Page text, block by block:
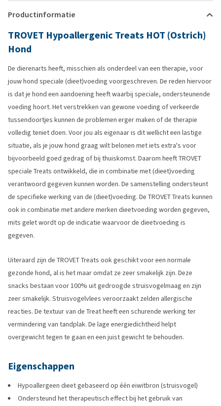
Productinformatie
TROVET Hypoallergenic Treats HOT (Ostrich)
Hond
De dierenarts heeft, misschien als onderdeel van een therapie, voor
jouw hond speciale (dieet)voeding voorgeschreven. De reden hiervoor
is dat je hond een aandoening heeft waarbij speciale, ondersteunende
voeding hoort. Het verstrekken van gewone voeding of verkeerde
tussendoortjes kunnen de problemen erger maken of de therapie
volledig teniet doen. Voor jou als eigenaar is dit wellicht een lastige
situatie, als je jouw hond graag wilt belonen met iets extra's voor
bijvoorbeeld goed gedrag of bij thuiskomst. Daarom heeft TROVET
speciale Treats ontwikkeld, die in combinatie met (dieet)voeding
verantwoord gegeven kunnen worden. De samenstelling ondersteunt
de specifieke werking van de (dieet)voeding. De TROVET Treats kunnen
ook in combinatie met andere merken dieetvoeding worden gegeven,
mits gelet wordt op de indicatie waarvoor de dieetvoeding is
gegeven.
Uiteraard zijn de TROVET Treats ook geschikt voor een normale
gezonde hond, al is het maar omdat ze zeer smakelijk zijn. Deze
snacks bestaan voor 100% uit gedroogde struisvogelmaag en zijn
zeer smakelijk. Struisvogelvlees veroorzaakt zelden allergische
reacties. De textuur van de Treat heeft een schurende werking ter
vermindering van tandplak. De lage energiedichtheid helpt
overgewicht tegen te gaan en een juist gewicht te behouden.
Eigenschappen
Hypoallergeen dieet gebaseerd op één eiwitbron (struisvogel)
Ondersteund het therapeutisch effect bij het gebruik van